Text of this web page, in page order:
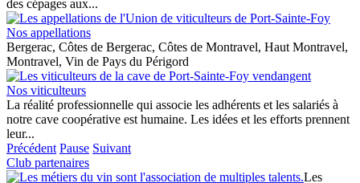
des cépages aux...
Nos appellations
Bergerac, Côtes de Bergerac, Côtes de Montravel, Haut Montravel,
Montravel, Vin de Pays du Périgord
Nos viticulteurs
La réalité professionnelle qui associe les adhérents et les salariés à
notre cave coopérative est humaine. Les idées et les efforts prennent
leur...
Précédent Pause Suivant
Club partenaires
Les